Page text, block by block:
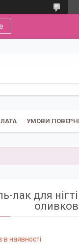
УМОВИ
лак для
в наявності